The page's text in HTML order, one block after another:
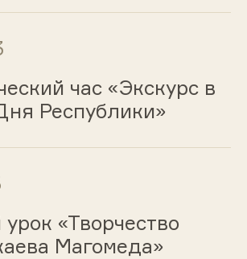
час «Экскурс в
Республики»
«Творчество
Магомеда»